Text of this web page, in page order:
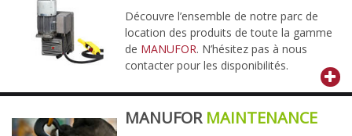
Découvre l’ensemble de notre parc de
location des produits de toute la gamme
de MANUFOR. N’hésitez pas à nous
contacter pour les disponibilités.
MANUFOR MAINTENANCE